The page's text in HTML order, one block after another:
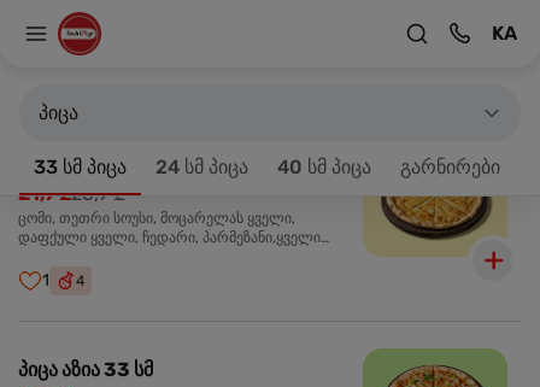
KA
პიცა
33 სმ პიცა 24 სმ პიცა 40 სმ პიცა გარნირები
მთავარზე
-20%
პიცა 4 ყველის 33 სმ
21,9 ₾26,9 ₾
ცომი, თეთრი სოუსი, მოცარელას ყველი,
დაფქული ყველი, ჩედარი, პარმეზანი,ყველი
1 4
პიცა აზია 33 სმ